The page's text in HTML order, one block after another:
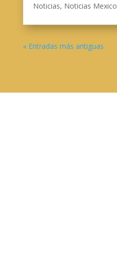
Noticias, Noticias Mexico
« Entradas más antiguas